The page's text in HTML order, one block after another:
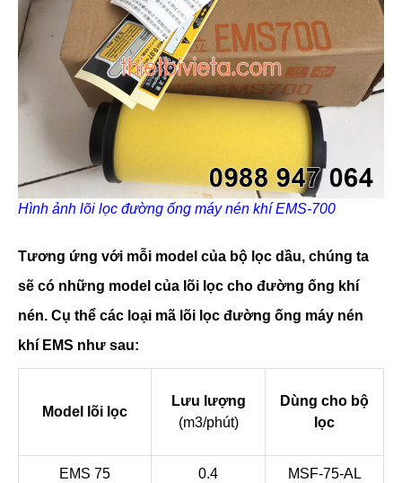
Hình ảnh lõi lọc đường ống máy nén khí EMS-700
Tương ứng với mỗi model của bộ lọc dầu, chúng ta
sẽ có những model của lõi lọc cho đường ống khí
nén. Cụ thể các loại mã lõi lọc đường ống máy nén
khí EMS như sau:
Model lõi lọc
Lưu lượng
(m3/phút)
Dùng cho bộ
lọc
EMS 75 0.4 MSF-75-AL